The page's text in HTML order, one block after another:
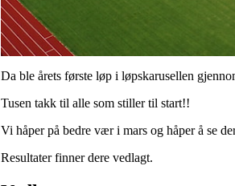
Da ble årets første løp i løpskarusellen
Tusen takk til alle som stiller til start!!
Vi håper på bedre vær i mars og håper å se
Resultater finner dere vedlagt.